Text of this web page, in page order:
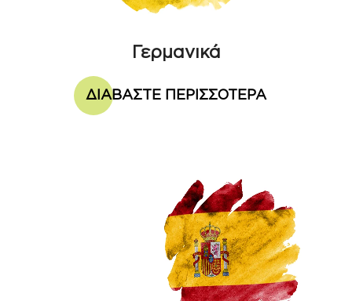
Γερμανικά
ΔΙΑΒΑΣΤΕ ΠΕΡΙΣΣΟΤΕΡΑ